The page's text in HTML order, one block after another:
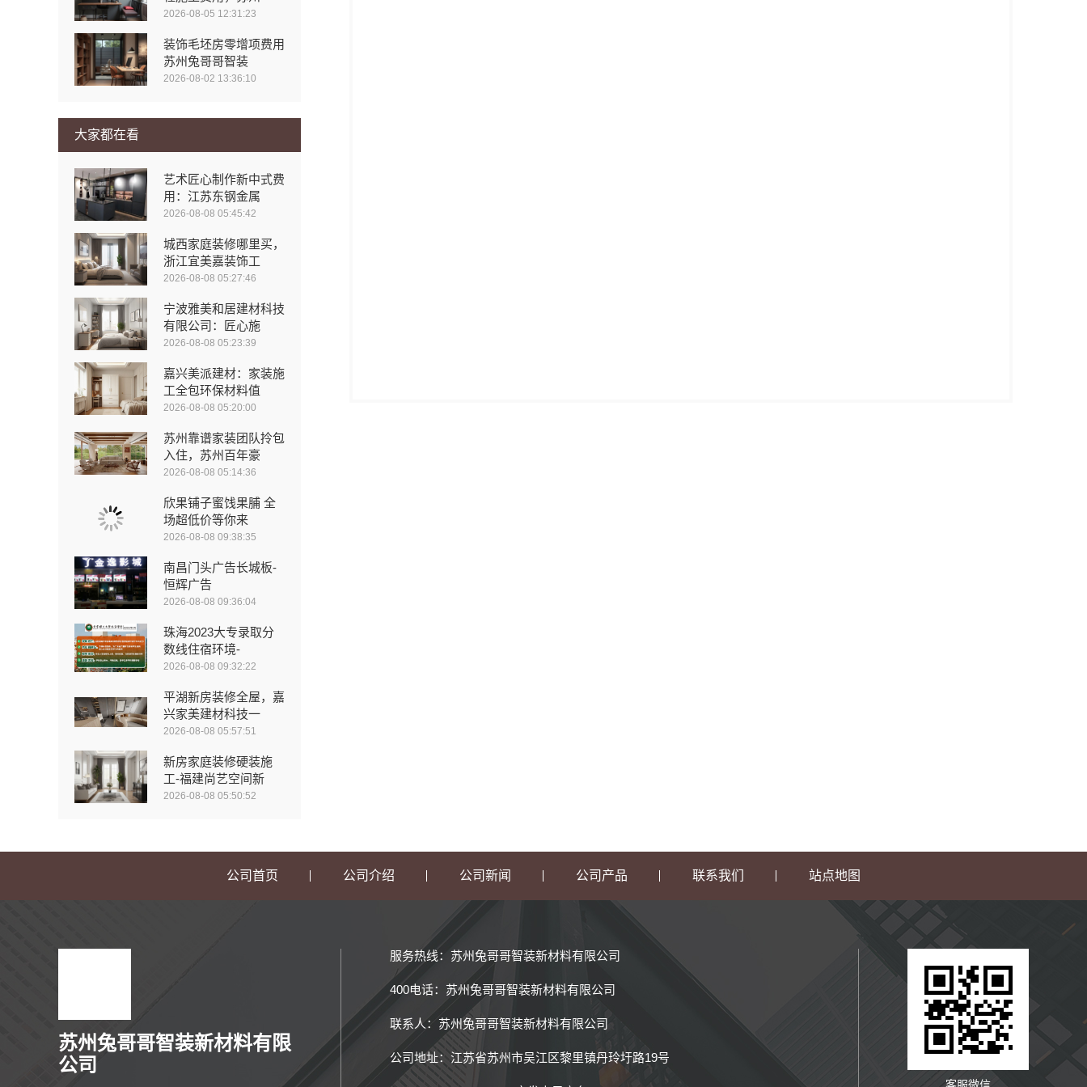
2026-08-05 12:31:23
装饰毛坯房零增项费用
苏州兔哥哥智装
2026-08-02 13:36:10
大家都在看
艺术匠心制作新中式费
用：江苏东钢金属
2026-08-08 05:45:42
城西家庭装修哪里买，
浙江宜美嘉装饰工
2026-08-08 05:27:46
宁波雅美和居建材科技
有限公司：匠心施
2026-08-08 05:23:39
嘉兴美派建材：家装施
工全包环保材料值
2026-08-08 05:20:00
苏州靠谱家装团队拎包
入住，苏州百年豪
2026-08-08 05:14:36
欣果铺子蜜饯果脯 全
场超低价等你来
2026-08-08 09:38:35
南昌门头广告长城板-
恒辉广告
2026-08-08 09:36:04
珠海2023大专录取分
数线住宿环境-
2026-08-08 09:32:22
平湖新房装修全屋，嘉
兴家美建材科技一
2026-08-08 05:57:51
新房家庭装修硬装施
工-福建尚艺空间新
2026-08-08 05:50:52
公司首页 公司介绍 公司新闻 公司产品 联系我们 站点地图
苏州兔哥哥智装新材料有限
公司
服务热线：苏州兔哥哥智装新材料有限公司
400电话：苏州兔哥哥智装新材料有限公司
联系人：苏州兔哥哥智装新材料有限公司
公司地址：江苏省苏州市吴江区黎里镇丹玲圩路19号